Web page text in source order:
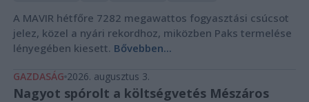
A MAVIR hétfőre 7282 megawattos fogyasztási csúcsot
jelez, közel a nyári rekordhoz, miközben Paks termelése
lényegében kiesett. Bővebben...
GAZDASÁG 2026. augusztus 3.
Nagyot spórolt a költségvetés Mészáros